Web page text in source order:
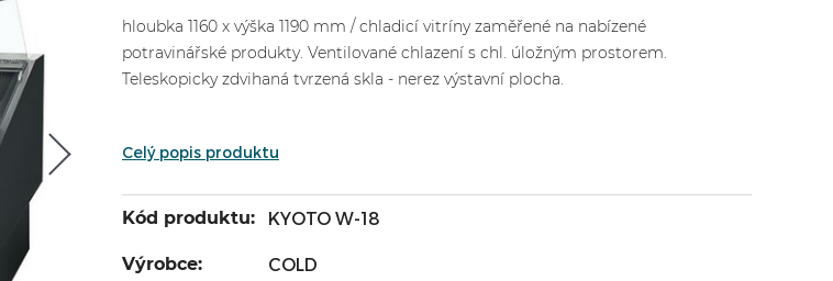
hloubka 1160 x výška 1190 mm / chladicí vitríny zaměřené na nabízené
potravinářské produkty. Ventilované chlazení s chl. úložným prostorem.
Teleskopicky zdvihaná tvrzená skla - nerez výstavní plocha.
Celý popis produktu
Kód produktu: KYOTO W-18
Výrobce: COLD